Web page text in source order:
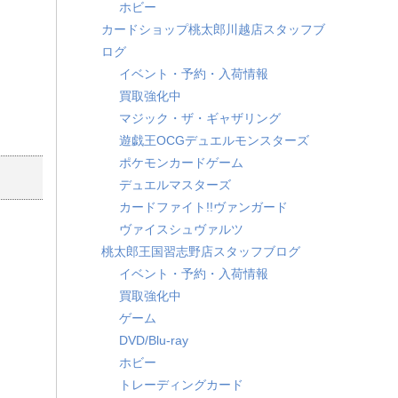
ホビー
カードショップ桃太郎川越店スタッフブ
ログ
イベント・予約・入荷情報
買取強化中
マジック・ザ・ギャザリング
遊戯王OCGデュエルモンスターズ
ポケモンカードゲーム
デュエルマスターズ
カードファイト!!ヴァンガード
ヴァイスシュヴァルツ
桃太郎王国習志野店スタッフブログ
イベント・予約・入荷情報
買取強化中
ゲーム
DVD/Blu-ray
ホビー
トレーディングカード